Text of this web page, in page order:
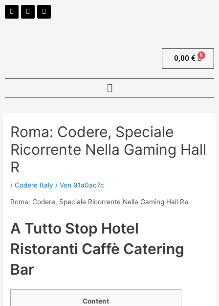
0,00 €
Roma: Codere, Speciale
Ricorrente Nella Gaming Hall
R
/Codere Italy / Von 91a0ac7c
Roma: Codere, Speciale Ricorrente Nella Gaming Hall Re
A Tutto Stop Hotel
Ristoranti Caffè Catering
Bar
Content